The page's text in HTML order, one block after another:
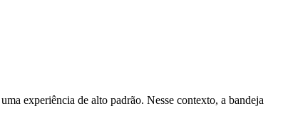
experiência de alto padrão. Nesse contexto, a bandeja